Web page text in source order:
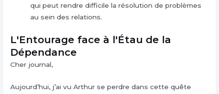
qui peut rendre difficile la résolution de problèmes
au sein des relations.
L'Entourage face à l'Étau de la
Dépendance
Cher journal,
Aujourd’hui, j’ai vu Arthur se perdre dans cette quête